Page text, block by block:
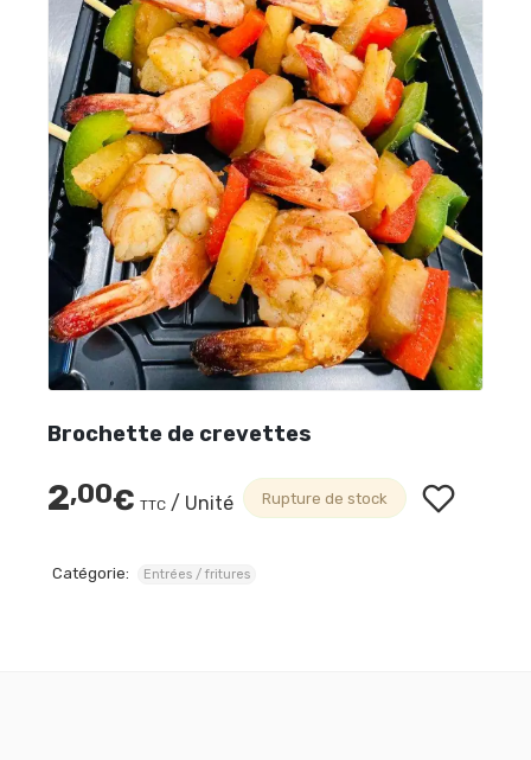
Brochette de crevettes
2,00€ TTC / Unité Rupture de stock
Catégorie: Entrées / fritures